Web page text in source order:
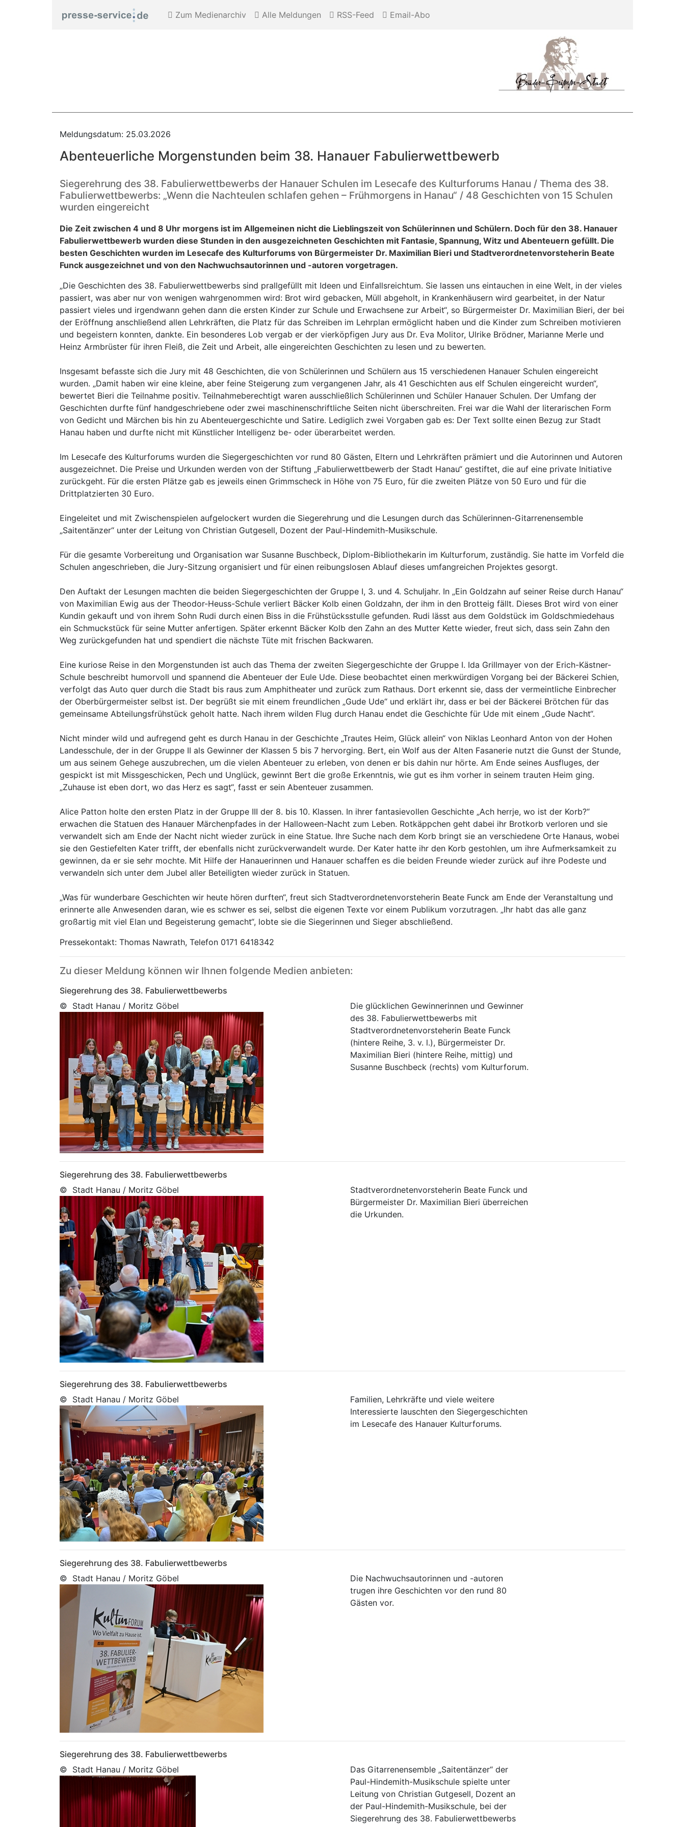
Zum Medienarchiv Alle Meldungen RSS-Feed Email-Abo
Meldungsdatum: 25.03.2026
Abenteuerliche Morgenstunden beim 38. Hanauer Fabulierwettbewerb
Siegerehrung des 38. Fabulierwettbewerbs der Hanauer Schulen im Lesecafe des Kulturforums Hanau / Thema des 38.
Fabulierwettbewerbs: „Wenn die Nachteulen schlafen gehen – Frühmorgens in Hanau“ / 48 Geschichten von 15 Schulen
wurden eingereicht
Die Zeit zwischen 4 und 8 Uhr morgens ist im Allgemeinen nicht die Lieblingszeit von Schülerinnen und Schülern. Doch für den 38. Hanauer
Fabulierwettbewerb wurden diese Stunden in den ausgezeichneten Geschichten mit Fantasie, Spannung, Witz und Abenteuern gefüllt. Die
besten Geschichten wurden im Lesecafe des Kulturforums von Bürgermeister Dr. Maximilian Bieri und Stadtverordnetenvorsteherin Beate
Funck ausgezeichnet und von den Nachwuchsautorinnen und -autoren vorgetragen.
„Die Geschichten des 38. Fabulierwettbewerbs sind prallgefüllt mit Ideen und Einfallsreichtum. Sie lassen uns eintauchen in eine Welt, in der vieles
passiert, was aber nur von wenigen wahrgenommen wird: Brot wird gebacken, Müll abgeholt, in Krankenhäusern wird gearbeitet, in der Natur
passiert vieles und irgendwann gehen dann die ersten Kinder zur Schule und Erwachsene zur Arbeit“, so Bürgermeister Dr. Maximilian Bieri, der bei
der Eröffnung anschließend allen Lehrkräften, die Platz für das Schreiben im Lehrplan ermöglicht haben und die Kinder zum Schreiben motivieren
und begeistern konnten, dankte. Ein besonderes Lob vergab er der vierköpfigen Jury aus Dr. Eva Molitor, Ulrike Brödner, Marianne Merle und
Heinz Armbrüster für ihren Fleiß, die Zeit und Arbeit, alle eingereichten Geschichten zu lesen und zu bewerten.
Insgesamt befasste sich die Jury mit 48 Geschichten, die von Schülerinnen und Schülern aus 15 verschiedenen Hanauer Schulen eingereicht
wurden. „Damit haben wir eine kleine, aber feine Steigerung zum vergangenen Jahr, als 41 Geschichten aus elf Schulen eingereicht wurden“,
bewertet Bieri die Teilnahme positiv. Teilnahmeberechtigt waren ausschließlich Schülerinnen und Schüler Hanauer Schulen. Der Umfang der
Geschichten durfte fünf handgeschriebene oder zwei maschinenschriftliche Seiten nicht überschreiten. Frei war die Wahl der literarischen Form
von Gedicht und Märchen bis hin zu Abenteuergeschichte und Satire. Lediglich zwei Vorgaben gab es: Der Text sollte einen Bezug zur Stadt
Hanau haben und durfte nicht mit Künstlicher Intelligenz be- oder überarbeitet werden.
Im Lesecafe des Kulturforums wurden die Siegergeschichten vor rund 80 Gästen, Eltern und Lehrkräften prämiert und die Autorinnen und Autoren
ausgezeichnet. Die Preise und Urkunden werden von der Stiftung „Fabulierwettbewerb der Stadt Hanau“ gestiftet, die auf eine private Initiative
zurückgeht. Für die ersten Plätze gab es jeweils einen Grimmscheck in Höhe von 75 Euro, für die zweiten Plätze von 50 Euro und für die
Drittplatzierten 30 Euro.
Eingeleitet und mit Zwischenspielen aufgelockert wurden die Siegerehrung und die Lesungen durch das Schülerinnen-Gitarrenensemble
„Saitentänzer“ unter der Leitung von Christian Gutgesell, Dozent der Paul-Hindemith-Musikschule.
Für die gesamte Vorbereitung und Organisation war Susanne Buschbeck, Diplom-Bibliothekarin im Kulturforum, zuständig. Sie hatte im Vorfeld die
Schulen angeschrieben, die Jury-Sitzung organisiert und für einen reibungslosen Ablauf dieses umfangreichen Projektes gesorgt.
Den Auftakt der Lesungen machten die beiden Siegergeschichten der Gruppe I, 3. und 4. Schuljahr. In „Ein Goldzahn auf seiner Reise durch Hanau“
von Maximilian Ewig aus der Theodor-Heuss-Schule verliert Bäcker Kolb einen Goldzahn, der ihm in den Brotteig fällt. Dieses Brot wird von einer
Kundin gekauft und von ihrem Sohn Rudi durch einen Biss in die Frühstücksstulle gefunden. Rudi lässt aus dem Goldstück im Goldschmiedehaus
ein Schmuckstück für seine Mutter anfertigen. Später erkennt Bäcker Kolb den Zahn an des Mutter Kette wieder, freut sich, dass sein Zahn den
Weg zurückgefunden hat und spendiert die nächste Tüte mit frischen Backwaren.
Eine kuriose Reise in den Morgenstunden ist auch das Thema der zweiten Siegergeschichte der Gruppe I. Ida Grillmayer von der Erich-Kästner-
Schule beschreibt humorvoll und spannend die Abenteuer der Eule Ude. Diese beobachtet einen merkwürdigen Vorgang bei der Bäckerei Schien,
verfolgt das Auto quer durch die Stadt bis raus zum Amphitheater und zurück zum Rathaus. Dort erkennt sie, dass der vermeintliche Einbrecher
der Oberbürgermeister selbst ist. Der begrüßt sie mit einem freundlichen „Gude Ude“ und erklärt ihr, dass er bei der Bäckerei Brötchen für das
gemeinsame Abteilungsfrühstück geholt hatte. Nach ihrem wilden Flug durch Hanau endet die Geschichte für Ude mit einem „Gude Nacht“.
Nicht minder wild und aufregend geht es durch Hanau in der Geschichte „Trautes Heim, Glück allein“ von Niklas Leonhard Anton von der Hohen
Landesschule, der in der Gruppe II als Gewinner der Klassen 5 bis 7 hervorging. Bert, ein Wolf aus der Alten Fasanerie nutzt die Gunst der Stunde,
um aus seinem Gehege auszubrechen, um die vielen Abenteuer zu erleben, von denen er bis dahin nur hörte. Am Ende seines Ausfluges, der
gespickt ist mit Missgeschicken, Pech und Unglück, gewinnt Bert die große Erkenntnis, wie gut es ihm vorher in seinem trauten Heim ging.
„Zuhause ist eben dort, wo das Herz es sagt“, fasst er sein Abenteuer zusammen.
Alice Patton holte den ersten Platz in der Gruppe III der 8. bis 10. Klassen. In ihrer fantasievollen Geschichte „Ach herrje, wo ist der Korb?“
erwachen die Statuen des Hanauer Märchenpfades in der Halloween-Nacht zum Leben. Rotkäppchen geht dabei ihr Brotkorb verloren und sie
verwandelt sich am Ende der Nacht nicht wieder zurück in eine Statue. Ihre Suche nach dem Korb bringt sie an verschiedene Orte Hanaus, wobei
sie den Gestiefelten Kater trifft, der ebenfalls nicht zurückverwandelt wurde. Der Kater hatte ihr den Korb gestohlen, um ihre Aufmerksamkeit zu
gewinnen, da er sie sehr mochte. Mit Hilfe der Hanauerinnen und Hanauer schaffen es die beiden Freunde wieder zurück auf ihre Podeste und
verwandeln sich unter dem Jubel aller Beteiligten wieder zurück in Statuen.
„Was für wunderbare Geschichten wir heute hören durften“, freut sich Stadtverordnetenvorsteherin Beate Funck am Ende der Veranstaltung und
erinnerte alle Anwesenden daran, wie es schwer es sei, selbst die eigenen Texte vor einem Publikum vorzutragen. „Ihr habt das alle ganz
großartig mit viel Elan und Begeisterung gemacht“, lobte sie die Siegerinnen und Sieger abschließend.
Pressekontakt: Thomas Nawrath, Telefon 0171 6418342
Zu dieser Meldung können wir Ihnen folgende Medien anbieten:
Siegerehrung des 38. Fabulierwettbewerbs
© Stadt Hanau / Moritz Göbel
Die glücklichen Gewinnerinnen und Gewinner
des 38. Fabulierwettbewerbs mit
Stadtverordnetenvorsteherin Beate Funck
(hintere Reihe, 3. v. l.), Bürgermeister Dr.
Maximilian Bieri (hintere Reihe, mittig) und
Susanne Buschbeck (rechts) vom Kulturforum.
Siegerehrung des 38. Fabulierwettbewerbs
© Stadt Hanau / Moritz Göbel
Stadtverordnetenvorsteherin Beate Funck und
Bürgermeister Dr. Maximilian Bieri überreichen
die Urkunden.
Siegerehrung des 38. Fabulierwettbewerbs
© Stadt Hanau / Moritz Göbel
Familien, Lehrkräfte und viele weitere
Interessierte lauschten den Siegergeschichten
im Lesecafe des Hanauer Kulturforums.
Siegerehrung des 38. Fabulierwettbewerbs
© Stadt Hanau / Moritz Göbel
Die Nachwuchsautorinnen und -autoren
trugen ihre Geschichten vor den rund 80
Gästen vor.
Siegerehrung des 38. Fabulierwettbewerbs
© Stadt Hanau / Moritz Göbel
Das Gitarrenensemble „Saitentänzer“ der
Paul-Hindemith-Musikschule spielte unter
Leitung von Christian Gutgesell, Dozent an
der Paul-Hindemith-Musikschule, bei der
Siegerehrung des 38. Fabulierwettbewerbs